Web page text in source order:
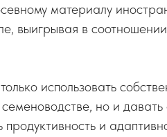
материалу
выигрывая в
использовать
но и
и